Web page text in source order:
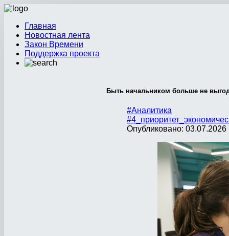
Главная
Новостная лента
Закон Времени
Поддержка проекта
Быть начальником больше не
#Аналитика
Опубликовано: 03.07.2026